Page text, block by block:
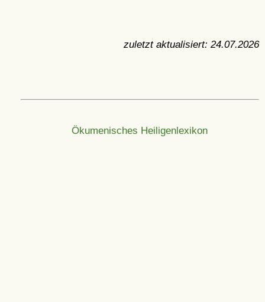
zuletzt aktualisiert: 24.07.2026
Ökumenisches Heiligenlexikon